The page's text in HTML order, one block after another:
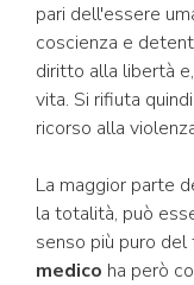
pari dell'essere
coscienza e
diritto alla libertà
vita. Si rifiuta
ricorso alla
La maggior parte
la totalità, può
senso più puro
medico ha però